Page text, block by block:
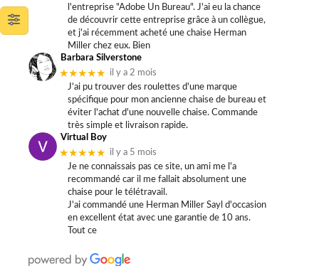
l'entreprise "Adobe Un Bureau". J'ai eu la chance
de découvrir cette entreprise grâce à un collègue,
et j'ai récemment acheté une chaise Herman
Miller chez eux. Bien
Barbara Silverstone
★★★★★
il y a 2 mois
J'ai pu trouver des roulettes d'une marque
spécifique pour mon ancienne chaise de bureau et
éviter l'achat d'une nouvelle chaise. Commande
très simple et livraison rapide.
Virtual Boy
★★★★★
il y a 5 mois
Je ne connaissais pas ce site, un ami me l'a
recommandé car il me fallait absolument une
chaise pour le télétravail.
J'ai commandé une Herman Miller Sayl d'occasion
en excellent état avec une garantie de 10 ans.
Tout ce